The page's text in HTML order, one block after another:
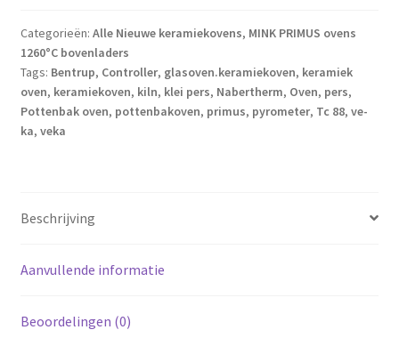
Categorieën: Alle Nieuwe keramiekovens, MINK PRIMUS ovens
1260°C bovenladers
Tags: Bentrup, Controller, glasoven.keramiekoven, keramiek
oven, keramiekoven, kiln, klei pers, Nabertherm, Oven, pers,
Pottenbak oven, pottenbakoven, primus, pyrometer, Tc 88, ve-
ka, veka
Beschrijving
Aanvullende informatie
Beoordelingen (0)